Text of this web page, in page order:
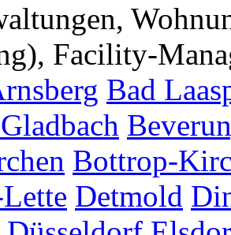
Facility-
Bad
Bottrop-
Detmold